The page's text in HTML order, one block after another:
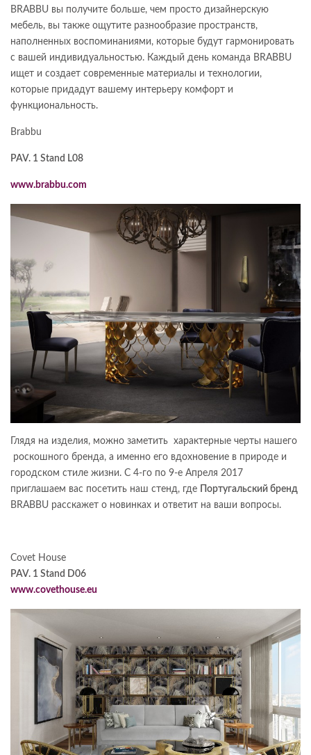
BRABBU вы получите больше, чем просто дизайнерскую
мебель, вы также ощутите разнообразие пространств,
наполненных воспоминаниями, которые будут гармонировать
с вашей индивидуальностью. Каждый день команда BRABBU
ищет и создает современные материалы и технологии,
которые придадут вашему интерьеру комфорт и
функциональность.
Brabbu
PAV. 1 Stand L08
www.brabbu.com
Глядя на изделия, можно заметить характерные черты нашего
роскошного бренда, а именно его вдохновение в природе и
городском стиле жизни. С 4-го по 9-е Апреля 2017
приглашаем вас посетить наш стенд, где Португальский бренд
BRABBU расскажет о новинках и ответит на ваши вопросы.
Covet House
PAV. 1 Stand D06
www.covethouse.eu